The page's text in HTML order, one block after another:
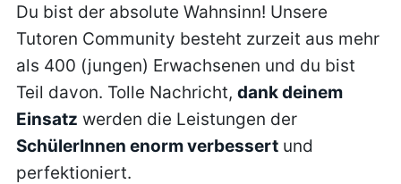
Du bist der absolute Wahnsinn! Unsere
Tutoren Community besteht zurzeit aus mehr
als 400 (jungen) Erwachsenen und du bist
Teil davon. Tolle Nachricht, dank deinem
Einsatz werden die Leistungen der
SchülerInnen enorm verbessertund
perfektioniert.